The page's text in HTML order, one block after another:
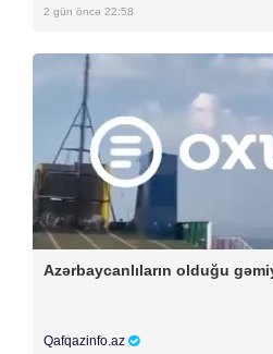
2 gün öncə 22:58
Azərbaycanlıların olduğu
Qafqazinfo.az